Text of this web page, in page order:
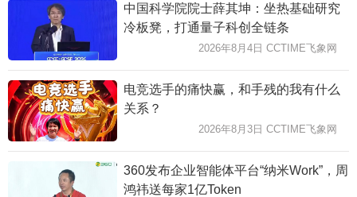
中国科学院院士薛其坤：坐热基础研究
冷板凳，打通量子科创全链条
2026年8月4日 CCTIME飞象网
电竞选手的痛快赢，和手残的我有什么
关系？
2026年8月3日 CCTIME飞象网
360发布企业智能体平台“纳米Work”，周
鸿祎送每家1亿Token